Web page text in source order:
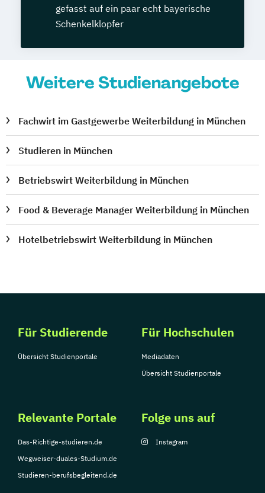
gefasst auf ein paar echt bayerische
Schenkelklopfer
Weitere Studienangebote
Fachwirt im Gastgewerbe Weiterbildung in München
Studieren in München
Betriebswirt Weiterbildung in München
Food & Beverage Manager Weiterbildung in München
Hotelbetriebswirt Weiterbildung in München
Für Studierende
Übersicht Studienportale
Für Hochschulen
Mediadaten
Übersicht Studienportale
Relevante Portale
Das-Richtige-studieren.de
Wegweiser-duales-Studium.de
Studieren-berufsbegleitend.de
Folge uns auf
Instagram